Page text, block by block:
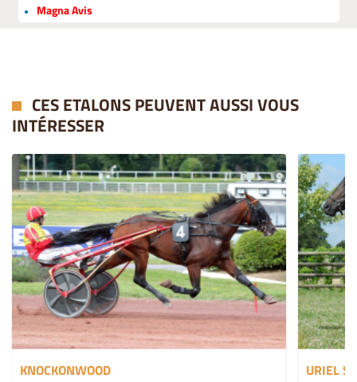
Magna Avis
CES ETALONS PEUVENT AUSSI VOUS
INTÉRESSER
KNOCKONWOOD URIEL